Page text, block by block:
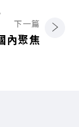
下一篇
內聚焦